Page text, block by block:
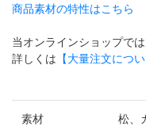
商品素材の特性はこちら
当オンラインショップで
詳しくは 【大量注文につい
素材 松、